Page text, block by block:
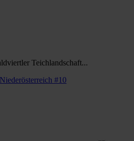
Teichlandschaft...
#10